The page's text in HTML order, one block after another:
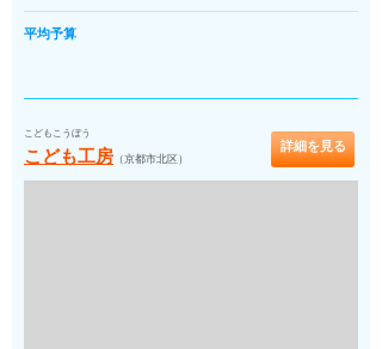
平均予算
こどもこうぼう
こども工房 （京都市北区）
詳細を見る